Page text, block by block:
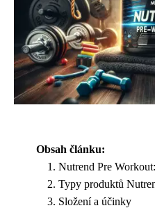
Obsah článku:
Nutrend Pre
Typy produktů
Složení a účinky